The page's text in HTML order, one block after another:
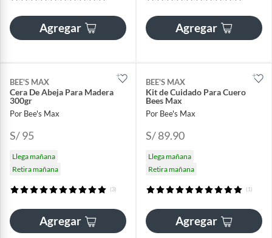
Agregar Agregar
BEE'S MAX
Cera De Abeja Para Madera
300gr
Por Bee's Max
S/ 95
Llega mañana
Retira mañana
(3)
Agregar
BEE'S MAX
Kit de Cuidado Para Cuero
Bees Max
Por Bee's Max
S/ 89.90
Llega mañana
Retira mañana
(1)
Agregar